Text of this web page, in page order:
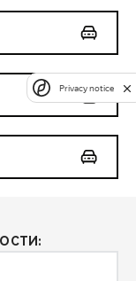
Privacy notice